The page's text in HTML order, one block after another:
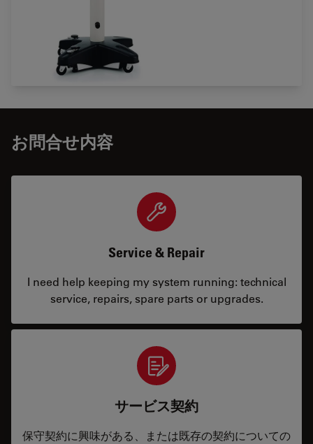
お問合せ内容
Service & Repair
I need help keeping my system running: technical
service, repairs, spare parts or upgrades.
サービス契約
保守契約に興味がある、または既存の契約についての